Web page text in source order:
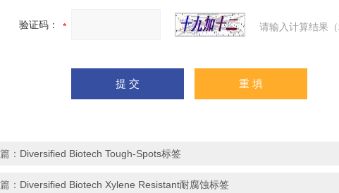
验证码： 请输入计算结果
： Diversified Biotech Tough-Spots标签
： Diversified Biotech Xylene Resistant耐腐蚀标签